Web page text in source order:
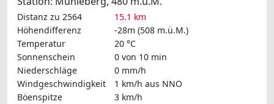
Distanz zu 2564
15.1 km
Höhendifferenz
-28m (508 m.ü.M.)
Temperatur
20 °C
Sonnenschein
0 von 10 min
Niederschläge
0 mm/h
Windgeschwindigkeit
1 km/h aus NNO
Böenspitze
3 km/h